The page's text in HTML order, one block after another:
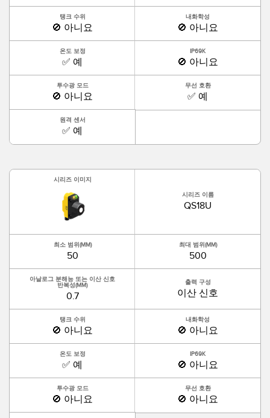
소프트웨어
Banner Measurement Sensor Software
센서 GUI 소프트웨어
TECHNOLOGY
IO-Link 지원 센서
탱크 수위
🚫 아니요
내화학성
🚫 아니요
온도 보정
✅ 예
IP69K
🚫 아니요
투수광 모드
🚫 아니요
무선 호환
✅ 예
원격 센서
✅ 예
시리즈 이미지
시리즈 이름
QS18U
최소 범위(MM)
50
최대 범위(MM)
500
아날로그 분해능 또는 이산 신호
반복성(MM)
0.7
출력 구성
이산 신호
탱크 수위
🚫 아니요
내화학성
🚫 아니요
온도 보정
✅ 예
IP69K
🚫 아니요
투수광 모드
🚫 아니요
무선 호환
🚫 아니요